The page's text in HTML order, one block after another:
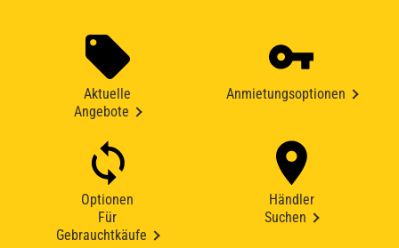
Aktuelle
Angebote
Anmietungsoptionen
Optionen
Für
Gebrauchtkäufe
Händler
Suchen